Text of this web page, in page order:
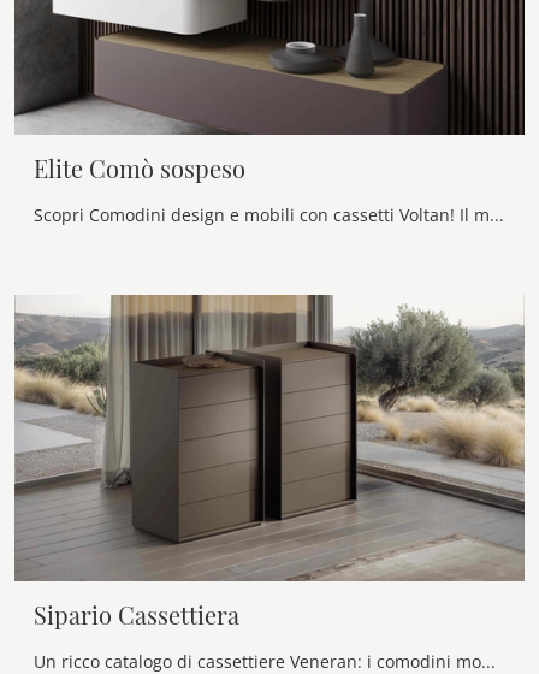
Elite Comò sospeso
Scopri Comodini design e mobili con cassetti Voltan! Il modello Elite Comò sospeso costruito in laccato opaco è l'acquisto perfetto.
Sipario Cassettiera
Un ricco catalogo di cassettiere Veneran: i comodini moderni in laccato opaco, come Sipario Cassettiera, sono tra le soluzioni più esclusive.